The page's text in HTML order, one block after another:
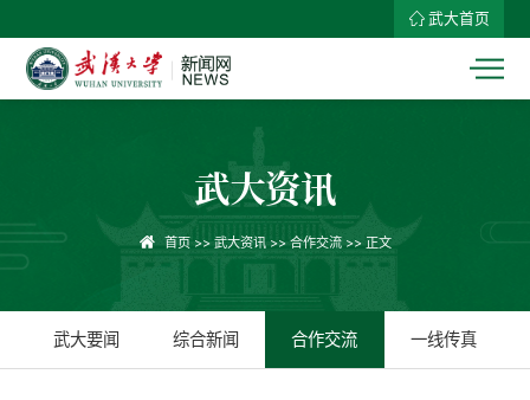
武大首页
武大资讯
首页>> 武大资讯>> 合作交流>> 正文
武大要闻 综合新闻 合作交流 一线传真